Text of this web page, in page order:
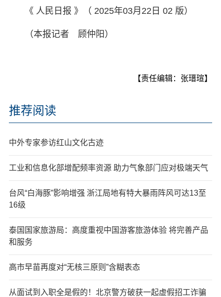
《 人民日报 》（ 2025年03月22日 02 版）
（本报记者 顾仲阳）
【责任编辑：张瑨瑄】
推荐阅读
中外专家参访红山文化古迹
工业和信息化部增配频率资源 助力气象部门应对极端天气
台风“白海豚”影响增强 浙江局地有特大暴雨阵风可达13至
16级
泰国国家旅游局：高度重视中国游客旅游体验 将完善产品
和服务
高市早苗再度对“无核三原则”含糊表态
从面试到入职全是假的！北京警方破获一起虚假招工诈骗